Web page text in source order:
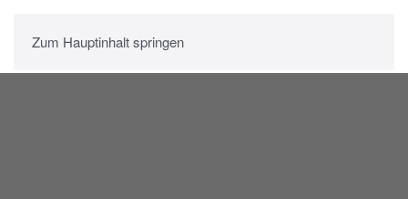
Zum Hauptinhalt springen